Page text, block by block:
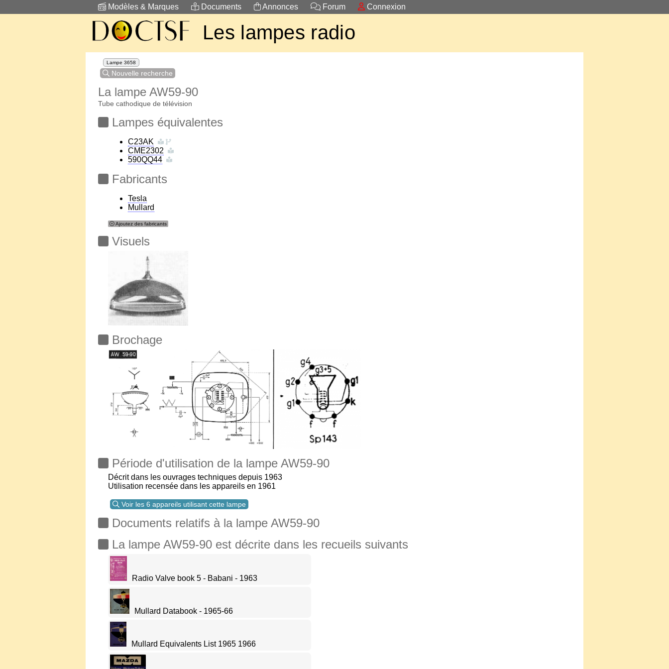
Modèles & Marques Documents Annonces Forum Connexion
Les lampes radio
Lampe 3658
Nouvelle recherche
La lampe AW59-90
Tube cathodique de télévision
Lampes équivalentes
C23AK
CME2302
590QQ44
Fabricants
Tesla
Mullard
Ajoutez des fabricants
Visuels
Brochage
Période d'utilisation de la lampe AW59-90
Décrit dans les ouvrages techniques depuis 1963
Utilisation recensée dans les appareils en 1961
Voir les 6 appareils utilisant cette lampe
Documents relatifs à la lampe AW59-90
La lampe AW59-90 est décrite dans les recueils suivants
Radio Valve book 5 - Babani - 1963
Mullard Databook - 1965-66
Mullard Equivalents List 1965 1966